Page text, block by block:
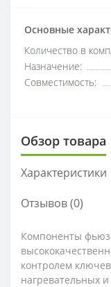
Основные
Количество в
Назначение:
Совместимость:
Обзор товара
Характеристики
Отзывов (0)
Компоненты
контролем
нагревательных